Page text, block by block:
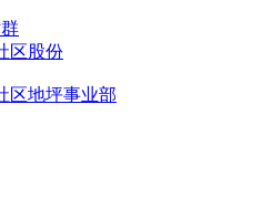
区股份
区地坪事业部